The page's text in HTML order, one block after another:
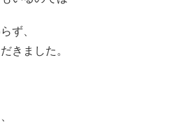
ず、
きました。